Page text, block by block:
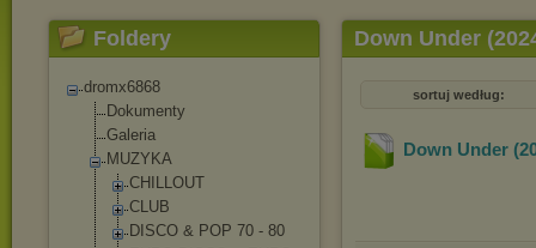
Foldery
dromx6868
Dokumenty
Galeria
MUZYKA
CHILLOUT
CLUB
DISCO & POP 70 - 80
Down Under
sortuj według:
Down Under